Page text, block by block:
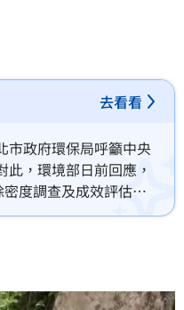
去看看
市政府環保局呼籲中央
，環境部日前回應，
度調查及成效評估作
依此進行鼠類監測與防